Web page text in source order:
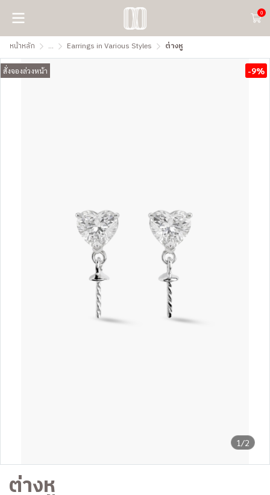
0
หน้าหลัก ... Earrings in Various Styles ต่างหู
1/2
สั่งจองล่วงหน้า -9%
ต่างหู